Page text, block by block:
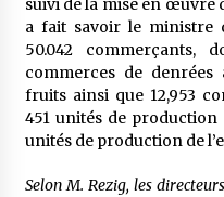
suivi de la mise en œuvre
a fait savoir le ministre
50.042 commerçants,
commerces de
fruits ainsi que 12,953
451 unités de production
unités de production de
Selon M. Rezig, les